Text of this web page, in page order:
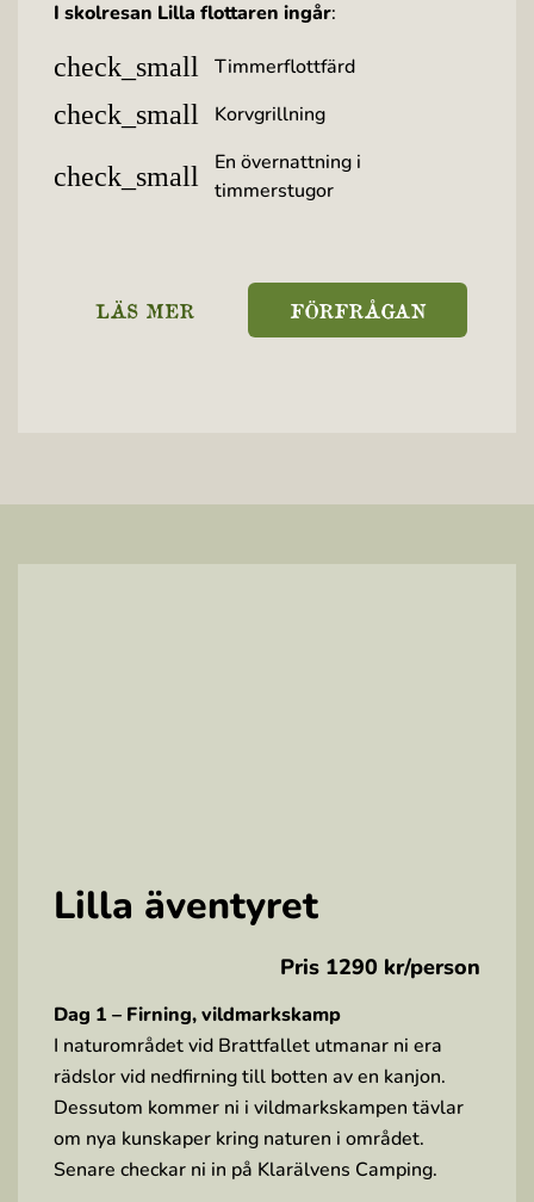
I skolresan Lilla flottaren ingår:
check_small Timmerflottfärd
check_small Korvgrillning
check_small
En övernattning i
timmerstugor
LÄS MER FÖRFRÅGAN
Lilla äventyret
Pris 1290 kr/person
Dag 1 – Firning, vildmarkskamp
I naturområdet vid Brattfallet utmanar ni era
rädslor vid nedfirning till botten av en kanjon.
Dessutom kommer ni i vildmarkskampen tävlar
om nya kunskaper kring naturen i området.
Senare checkar ni in på Klarälvens Camping.